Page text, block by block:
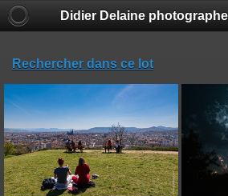
Didier Delaine
Rechercher dans ce lot